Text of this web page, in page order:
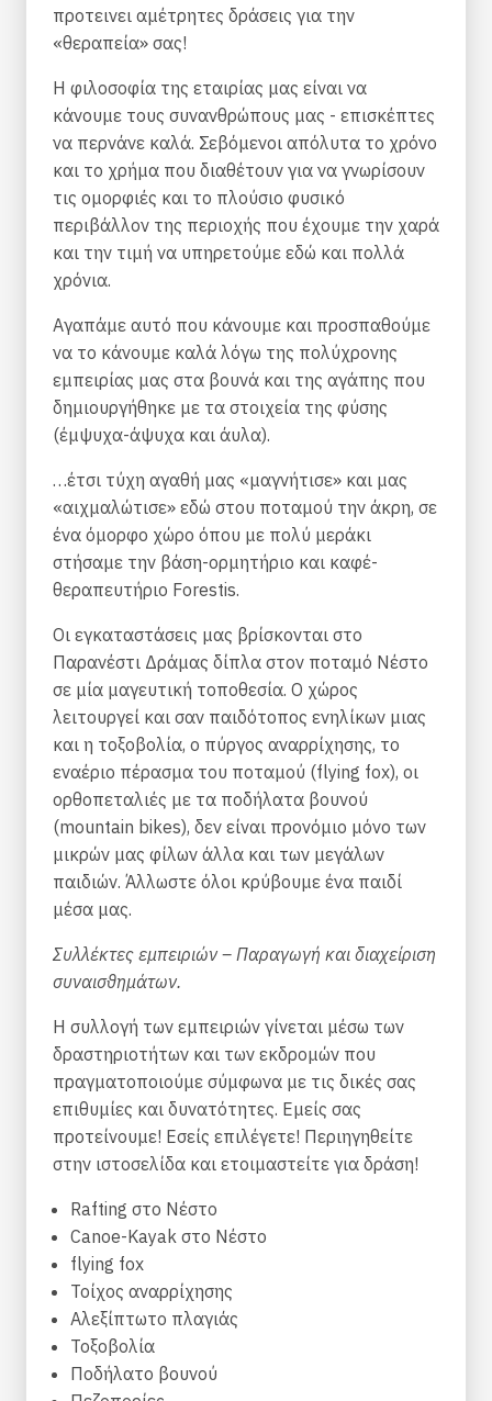
προτεινει αμέτρητες δράσεις για την
«θεραπεία» σας!
Η φιλοσοφία της εταιρίας μας είναι να
κάνουμε τους συνανθρώπους μας - επισκέπτες
να περνάνε καλά. Σεβόμενοι απόλυτα το χρόνο
και το χρήμα που διαθέτουν για να γνωρίσουν
τις ομορφιές και το πλούσιο φυσικό
περιβάλλον της περιοχής που έχουμε την χαρά
και την τιμή να υπηρετούμε εδώ και πολλά
χρόνια.
Αγαπάμε αυτό που κάνουμε και προσπαθούμε
να το κάνουμε καλά λόγω της πολύχρονης
εμπειρίας μας στα βουνά και της αγάπης που
δημιουργήθηκε με τα στοιχεία της φύσης
(έμψυχα-άψυχα και άυλα).
…έτσι τύχη αγαθή μας «μαγνήτισε» και μας
«αιχμαλώτισε» εδώ στου ποταμού την άκρη, σε
ένα όμορφο χώρο όπου με πολύ μεράκι
στήσαμε την βάση-ορμητήριο και καφέ-
θεραπευτήριο Forestis.
Οι εγκαταστάσεις μας βρίσκονται στο
Παρανέστι Δράμας δίπλα στον ποταμό Νέστο
σε μία μαγευτική τοποθεσία. Ο χώρος
λειτουργεί και σαν παιδότοπος ενηλίκων μιας
και η τοξοβολία, ο πύργος αναρρίχησης, το
εναέριο πέρασμα του ποταμού (flying fox), οι
ορθοπεταλιές με τα ποδήλατα βουνού
(mountain bikes), δεν είναι προνόμιο μόνο των
μικρών μας φίλων άλλα και των μεγάλων
παιδιών. Άλλωστε όλοι κρύβουμε ένα παιδί
μέσα μας.
Συλλέκτες εμπειριών – Παραγωγή και διαχείριση
συναισθημάτων.
Η συλλογή των εμπειριών γίνεται μέσω των
δραστηριοτήτων και των εκδρομών που
πραγματοποιούμε σύμφωνα με τις δικές σας
επιθυμίες και δυνατότητες. Εμείς σας
προτείνουμε! Εσείς επιλέγετε! Περιηγηθείτε
στην ιστοσελίδα και ετοιμαστείτε για δράση!
Rafting στο Νέστο
Canoe-Kayak στο Νέστο
flying fox
Τοίχος αναρρίχησης
Αλεξίπτωτο πλαγιάς
Τοξοβολία
Ποδήλατο βουνού